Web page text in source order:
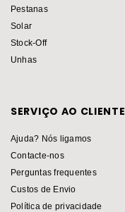
Pestanas
Solar
Stock-Off
Unhas
SERVIÇO AO CLIENTE
Ajuda? Nós ligamos
Contacte-nos
Perguntas frequentes
Custos de Envio
Política de privacidade